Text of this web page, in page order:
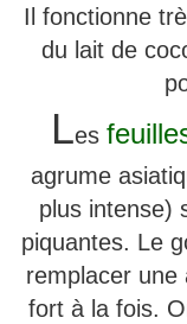
Il fonctionne
du lait de
Les
agrume
plus intense)
piquantes. Le
remplacer une
fort à la fois.